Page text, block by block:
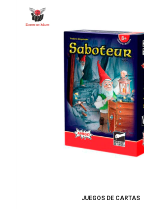
JUEGOS DE CARTAS